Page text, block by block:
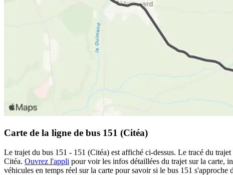
Carte de la ligne de bus 151 (Citéa)
Le trajet du bus 151 - 151 (Citéa) est affiché ci-dessus. Le tracé du
Citéa. Ouvrez l'appli pour voir les infos détaillées du trajet sur la carte,
véhicules en temps réel sur la carte pour savoir si le bus 151 s'approche